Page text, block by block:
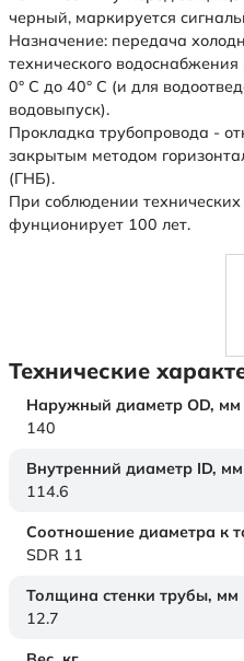
черный, маркируется
Назначение: передача
технического
0° С до 40° С (и для
водовыпуск).
Прокладка трубопровода -
закрытым методом
(ГНБ).
При соблюдении
фунционирует 100 лет.
Технические
Наружный диаметр OD, мм
140
Внутренний диаметр ID, мм
114.6
Соотношение диаметра к
SDR 11
Толщина стенки трубы, мм
12.7